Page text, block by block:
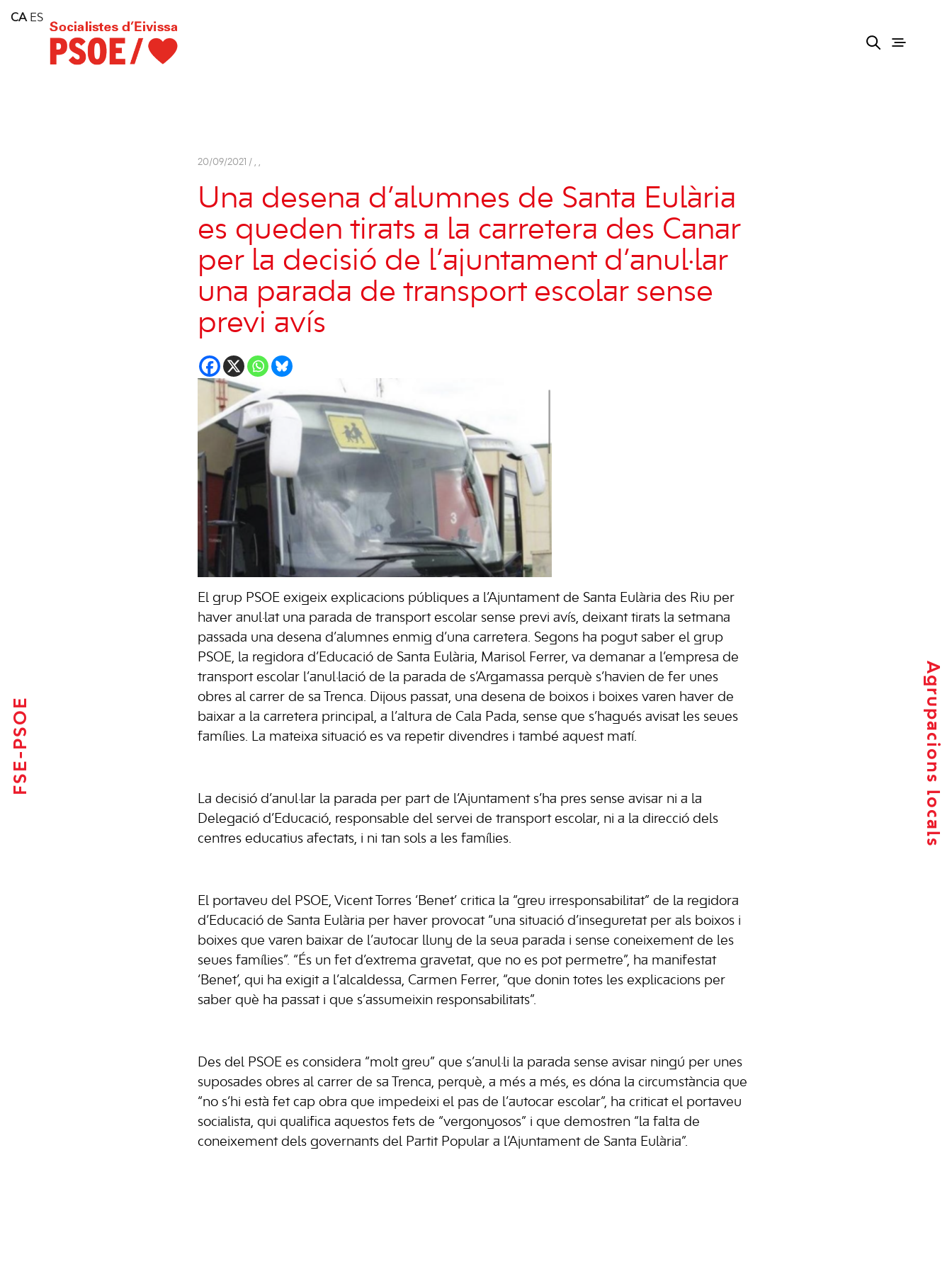
Consell Insular d'Eivissa
Services
FSE-PSOE Agrupacions locals
20/09/2021 / , ,
Una desena d’alumnes de Santa Eulària
es queden tirats a la carretera des Canar
per la decisió de l’ajuntament d’anul·lar
una parada de transport escolar sense
previ avís
El grup PSOE exigeix explicacions públiques a l’Ajuntament de Santa Eulària des Riu per
haver anul·lat una parada de transport escolar sense previ avís, deixant tirats la setmana
passada una desena d’alumnes enmig d’una carretera. Segons ha pogut saber el grup
PSOE, la regidora d’Educació de Santa Eulària, Marisol Ferrer, va demanar a l’empresa de
transport escolar l’anul·lació de la parada de s’Argamassa perquè s’havien de fer unes
obres al carrer de sa Trenca. Dijous passat, una desena de boixos i boixes varen haver de
baixar a la carretera principal, a l’altura de Cala Pada, sense que s’hagués avisat les seues
famílies. La mateixa situació es va repetir divendres i també aquest matí.
La decisió d’anul·lar la parada per part de l’Ajuntament s’ha pres sense avisar ni a la
Delegació d’Educació, responsable del servei de transport escolar, ni a la direcció dels
centres educatius afectats, i ni tan sols a les famílies.
El portaveu del PSOE, Vicent Torres ‘Benet’ critica la “greu irresponsabilitat” de la regidora
d’Educació de Santa Eulària per haver provocat “una situació d’inseguretat per als boixos i
boixes que varen baixar de l’autocar lluny de la seua parada i sense coneixement de les
seues famílies”. “És un fet d’extrema gravetat, que no es pot permetre”, ha manifestat
‘Benet’, qui ha exigit a l’alcaldessa, Carmen Ferrer, “que donin totes les explicacions per
saber què ha passat i que s’assumeixin responsabilitats”.
Des del PSOE es considera “molt greu” que s’anul·li la parada sense avisar ningú per unes
suposades obres al carrer de sa Trenca, perquè, a més a més, es dóna la circumstància que
“no s’hi està fet cap obra que impedeixi el pas de l’autocar escolar”, ha criticat el portaveu
socialista, qui qualifica aquestos fets de “vergonyosos” i que demostren “la falta de
coneixement dels governants del Partit Popular a l’Ajuntament de Santa Eulària”.
CA ES